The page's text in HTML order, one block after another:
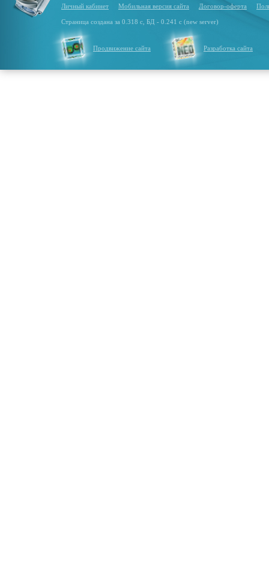
Личный кабинет Мобильная версия сайта Договор-оферта
Страница создана за 0.318 с, БД - 0.241 с (new server)
Продвижение сайта Разработка сайта